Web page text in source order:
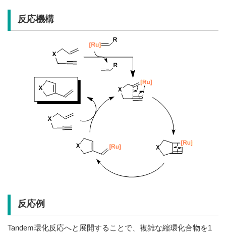
反応機構
反応例
Tandem環化反応へと展開することで、複雑な縮環化合物を1